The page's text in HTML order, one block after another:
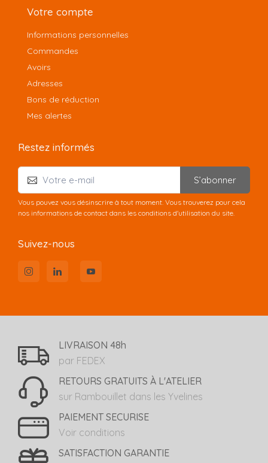
Votre compte
Informations personnelles
Commandes
Avoirs
Adresses
Bons de réduction
Mes alertes
Restez informés
S’abonner
Vous pouvez vous désinscrire à tout moment. Vous trouverez pour cela
nos informations de contact dans les conditions d'utilisation du site.
Suivez-nous
LIVRAISON 48h
par FEDEX
RETOURS GRATUITS À L'ATELIER
sur Rambouillet dans les Yvelines
PAIEMENT SECURISE
Voir conditions
SATISFACTION GARANTIE